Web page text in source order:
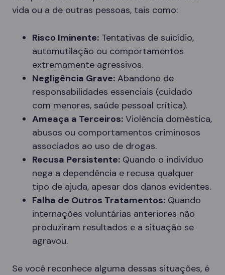
vida ou a de outras pessoas, tais como:
Risco Iminente: Tentativas de suicídio,
automutilação ou comportamentos
extremamente agressivos.
Negligência Grave: Abandono de
responsabilidades essenciais (cuidado
com menores, saúde pessoal crítica).
Ameaça a Terceiros: Violência doméstica,
abusos ou comportamentos criminosos
associados ao uso de drogas.
Recusa Persistente: Quando o indivíduo
nega a dependência e recusa qualquer
tipo de ajuda, apesar dos danos evidentes.
Falha de Outros Tratamentos: Quando
internações voluntárias anteriores não
produziram resultados e a situação se
agravou.
Se você reconhece alguma dessas situações, é